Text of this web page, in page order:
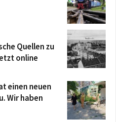
Quellen zu
online
einen neuen
Wir haben